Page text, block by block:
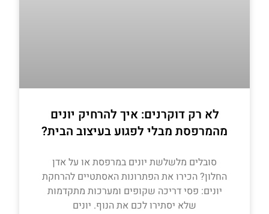
לא רק דוקרנים: איך להרחיק יונים
מהמרפסת מבלי לפגוע בעיצוב הבית?
סובלים מלשלשת יונים במרפסת או על אדן
החלון? הכירו את הפתרונות האסתטיים להרחקת
יונים: פסי דריכה שקופים ומערכות מתקדמות
שלא יסתירו לכם את הנוף. יונים